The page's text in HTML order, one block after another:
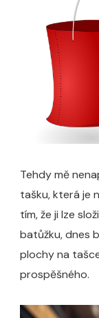
Tehdy mě
tašku, která je
tím, že ji lze
batůžku, dnes
plochy na
prospěšného.